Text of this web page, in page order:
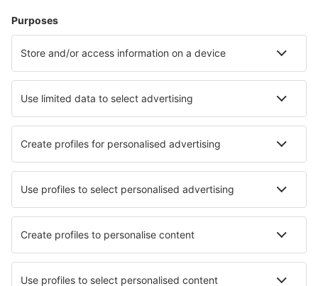
Hotels in den Niederlanden - Beliebte Städte
Hotels in Egmond aan Zee Hotels in Kamperland
Hotels in Amsterdam Hotels in Julianadorp
Hotels in Biddinghuizen Hotels in Haarle
Hotels in Valros Hotels in Assesse